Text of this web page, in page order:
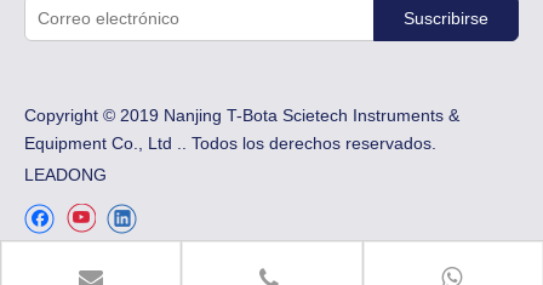
Suscribirse
Copyright © 2019 Nanjing T-Bota Scietech Instruments &
Equipment Co., Ltd .. Todos los derechos reservados.
LEADONG